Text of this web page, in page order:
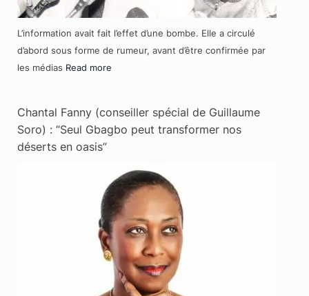
L’information avait fait l’effet d’une bombe. Elle a circulé
d’abord sous forme de rumeur, avant d’être confirmée par
les médias Read more
Chantal Fanny (conseiller spécial de Guillaume
Soro) : “Seul Gbagbo peut transformer nos
déserts en oasis”